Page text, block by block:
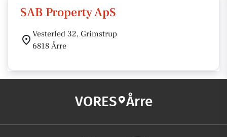
SAB Property ApS
Vesterled 32, Grimstrup
6818 Årre
VORES Årre